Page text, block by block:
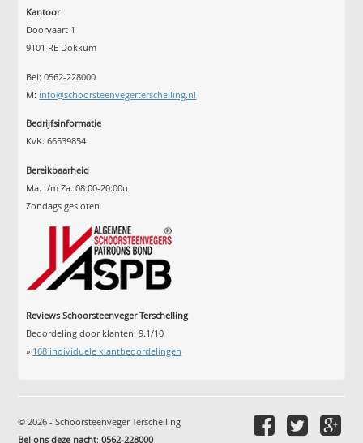
Kantoor
Doorvaart 1
9101 RE Dokkum
Bel: 0562-228000
M: info@schoorsteenvegerterschelling.nl
Bedrijfsinformatie
KvK: 66539854
Bereikbaarheid
Ma. t/m Za. 08:00-20:00u
Zondags gesloten
Reviews Schoorsteenveger Terschelling
Beoordeling door klanten:9.1/10
» 168 individuele klantbeoordelingen
© 2026 - Schoorsteenveger Terschelling
Bel ons deze nacht:0562-228000